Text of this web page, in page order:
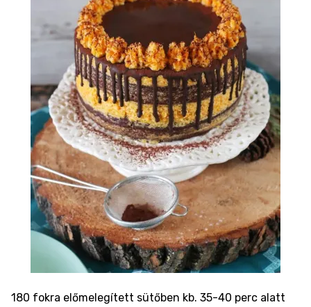
180 fokra előmelegített sütőben kb. 35-40 perc alatt